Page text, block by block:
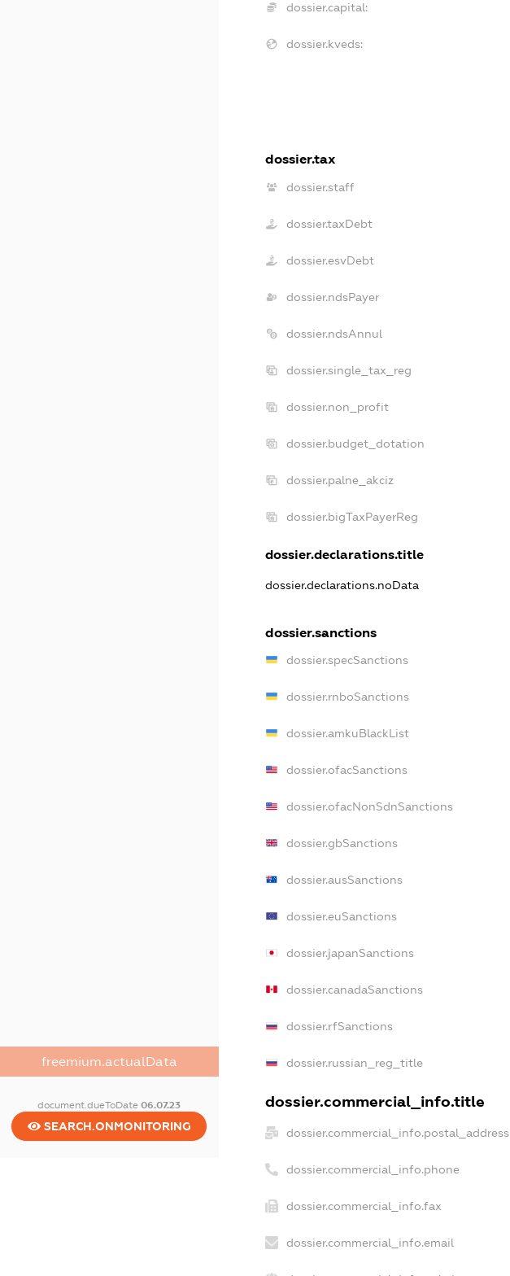
freemium.actualData
document.dueToDate06.07.23
SEARCH.ONMONITORING
dossier.capital:
dossier.kveds:
dossier.tax
dossier.staff
dossier.taxDebt
dossier.esvDebt
dossier.ndsPayer
dossier.ndsAnnul
dossier.single_tax_reg
dossier.non_profit
dossier.budget_dotation
dossier.palne_akciz
dossier.bigTaxPayerReg
dossier.declarations.title
dossier.declarations.noData
dossier.sanctions
dossier.specSanctions
dossier.rnboSanctions
dossier.amkuBlackList
dossier.ofacSanctions
dossier.ofacNonSdnSanctions
dossier.gbSanctions
dossier.ausSanctions
dossier.euSanctions
dossier.japanSanctions
dossier.canadaSanctions
dossier.rfSanctions
dossier.russian_reg_title
dossier.commercial_info.title
dossier.commercial_info.postal_address
dossier.commercial_info.phone
dossier.commercial_info.fax
dossier.commercial_info.email